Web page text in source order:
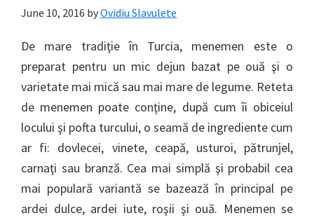
June 10, 2016 byOvidiu Slavulete
De mare tradiţie în Turcia, menemen este o
preparat pentru un mic dejun bazat pe ouă şi o
varietate mai mică sau mai mare de legume. Reteta
de menemen poate conţine, după cum îi obiceiul
locului şi pofta turcului, o seamă de ingrediente cum
ar fi: dovlecei, vinete, ceapă, usturoi, pătrunjel,
carnaţi sau branză. Cea mai simplă şi probabil cea
mai populară variantă se bazează în principal pe
ardei dulce, ardei iute, roşii şi ouă. Menemen se